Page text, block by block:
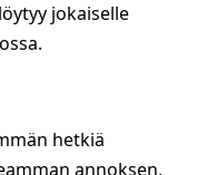
jokaiselle
hetkiä
annoksen,